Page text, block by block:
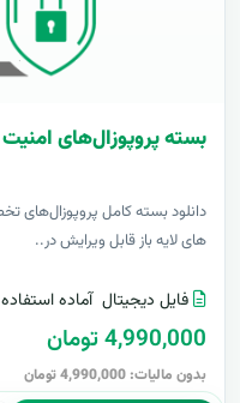
بسته پروپوزال‌های
دانلود بسته کامل پروپوزال‌های
های لایه باز قابل ویرایش در..
فایل دیجیتال آماده استفاده
4,990,000 تومان
بدون مالیات: 4,990,000 تومان